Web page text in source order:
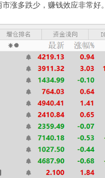
涨多跌少，赚钱效应非常好。